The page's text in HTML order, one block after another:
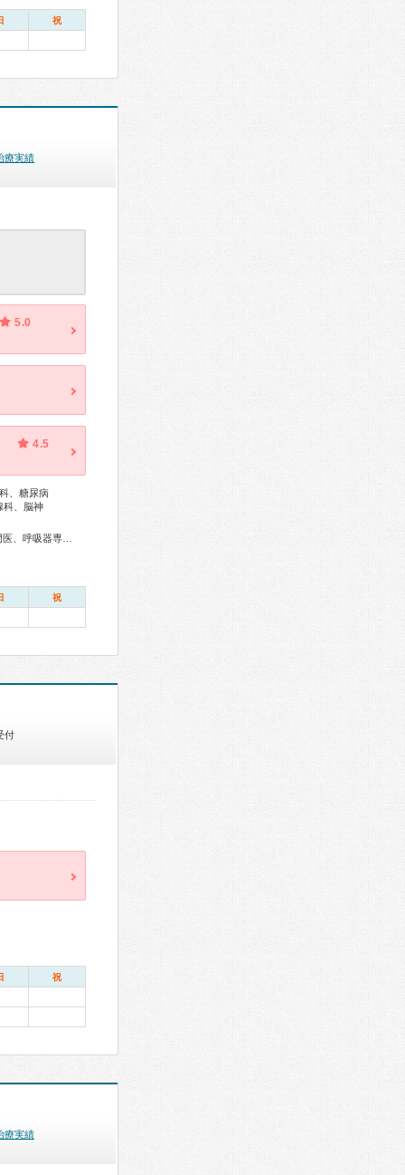
祝
療実績
5.0
4.5
、糖尿病
科、脳神
祝
付
祝
療実績